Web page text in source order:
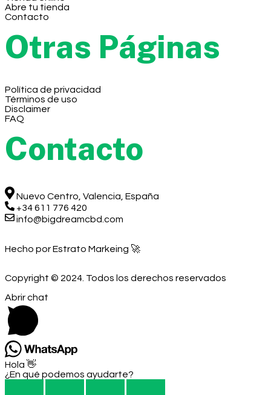
Abre tu tienda
Contacto
Otras Páginas
Política de privacidad
Términos de uso
Disclaimer
FAQ
Contacto
Nuevo Centro, Valencia, España
+34 611 776 420
info@bigdreamcbd.com
Hecho por Estrato Markeing 🚀
Copyright © 2024. Todos los derechos reservados
Abrir chat
Hola 👋
¿En qué podemos ayudarte?